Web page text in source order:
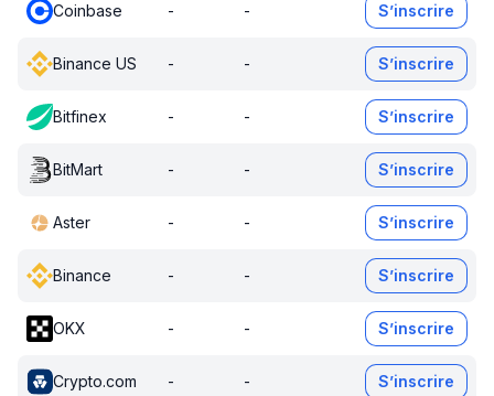
Coinbase - - S’inscrire
Binance US - - S’inscrire
Bitfinex - - S’inscrire
BitMart - - S’inscrire
Aster - - S’inscrire
Binance - - S’inscrire
OKX - - S’inscrire
Crypto.com - - S’inscrire